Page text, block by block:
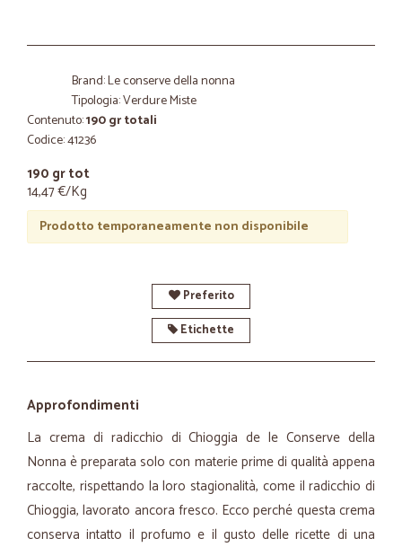
Brand: Le conserve della nonna
Tipologia: Verdure Miste
Contenuto:190 gr totali
Codice: 41236
190 gr tot
14,47 €/Kg
Prodotto temporaneamente non disponibile
Preferito
Etichette
Approfondimenti
La crema di radicchio di Chioggia de le Conserve della
Nonna è preparata solo con materie prime di qualità appena
raccolte, rispettando la loro stagionalità, come il radicchio di
Chioggia, lavorato ancora fresco. Ecco perché questa crema
conserva intatto il profumo e il gusto delle ricette di una